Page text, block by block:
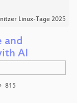
Linux-Tage 2025
and
AI
815